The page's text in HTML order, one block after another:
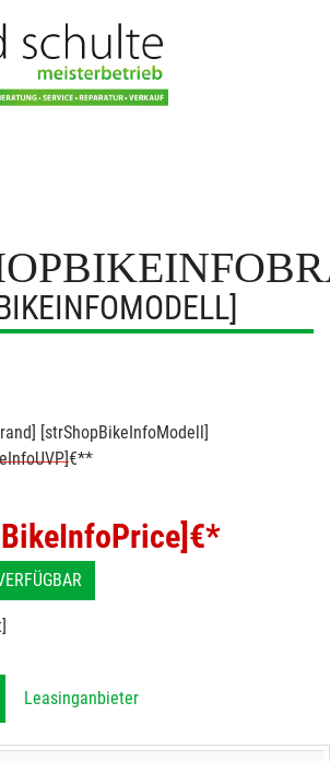
€**
€*
Leasinganbieter